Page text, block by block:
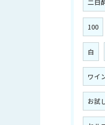
二日
100
白
ワイ
お試